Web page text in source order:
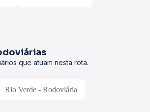
que atuam nesta rota.
Rio Verde - Rodoviária